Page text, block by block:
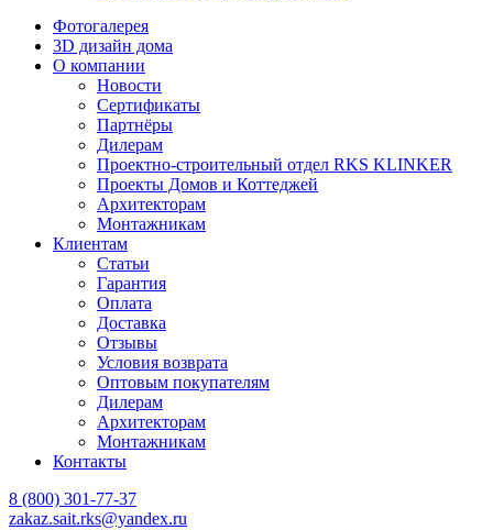
Фотогалерея
3D дизайн дома
О компании
Новости
Сертификаты
Партнёры
Дилерам
Проектно-строительный отдел RKS KLINKER
Проекты Домов и Коттеджей
Архитекторам
Монтажникам
Клиентам
Статьи
Гарантия
Оплата
Доставка
Отзывы
Условия возврата
Оптовым покупателям
Дилерам
Архитекторам
Монтажникам
Контакты
8 (800) 301-77-37
zakaz.sait.rks@yandex.ru